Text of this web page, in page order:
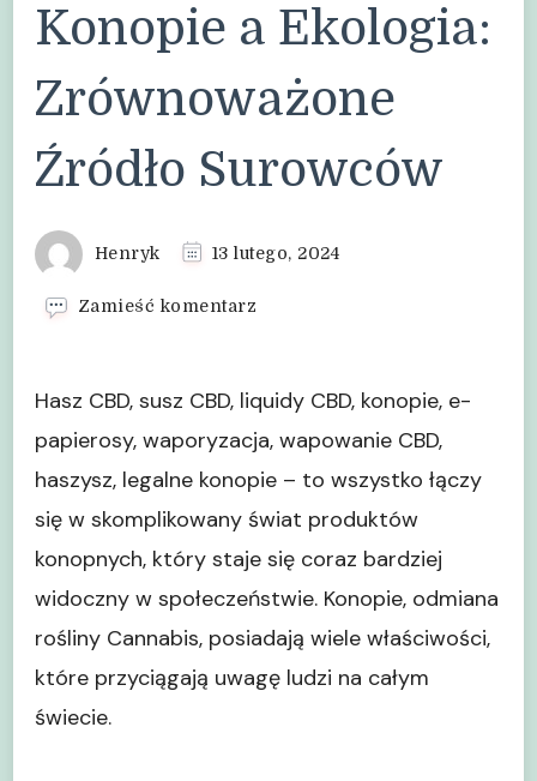
Konopie a Ekologia:
Zrównoważone
Źródło Surowców
Henryk 13 lutego, 2024
Zamieść komentarz
Ekologia:
Zrównoważone
Źródło
Surowców
Hasz CBD, susz CBD, liquidy CBD, konopie, e-
papierosy, waporyzacja, wapowanie CBD,
haszysz, legalne konopie – to wszystko łączy
się w skomplikowany świat produktów
konopnych, który staje się coraz bardziej
widoczny w społeczeństwie. Konopie, odmiana
rośliny Cannabis, posiadają wiele właściwości,
które przyciągają uwagę ludzi na całym
świecie.